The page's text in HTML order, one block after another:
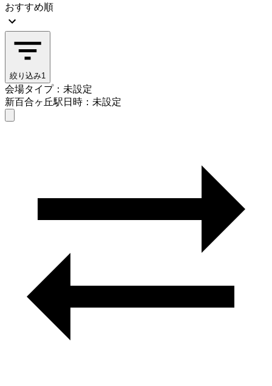
おすすめ順
絞り込み1
会場タイプ：未設定
新百合ヶ丘駅日時：未設定